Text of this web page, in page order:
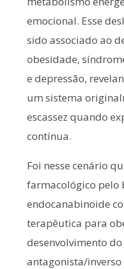
emocional. Esse
sido associado ao
obesidade,
e depressão,
um sistema
escassez quando
contínua.
Foi nesse cenário
farmacológico pelo
endocanabinoide
terapêutica para
desenvolvimento
antagonista/